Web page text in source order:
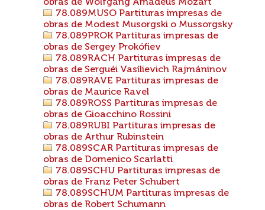
obras de Wolfgang Amadeus Mozart
78.089MUSO Partituras impresas de
obras de Modest Musorgski o Mussorgsky
78.089PROK Partituras impresas de
obras de Sergey Prokófiev
78.089RACH Partituras impresas de
obras de Serguéi Vasílievich Rajmáninov
78.089RAVE Partituras impresas de
obras de Maurice Ravel
78.089ROSS Partituras impresas de
obras de Gioacchino Rossini
78.089RUBI Partituras impresas de
obras de Arthur Rubinstein
78.089SCAR Partituras impresas de
obras de Domenico Scarlatti
78.089SCHU Partituras impresas de
obras de Franz Peter Schubert
78.089SCHUM Partituras impresas de
obras de Robert Schumann